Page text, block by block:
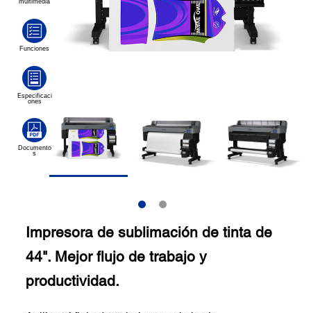
Impresora de sublimación de tinta de
44". Mejor flujo de trabajo y
productividad.